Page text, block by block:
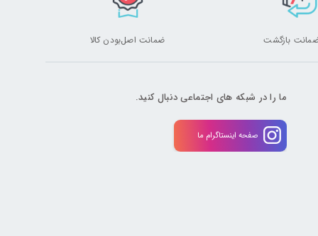
ضمانت اصل‌بودن کالا
ما را در شبکه های اجتماعی دنبال کنید.
صفحه اینستاگرام ما